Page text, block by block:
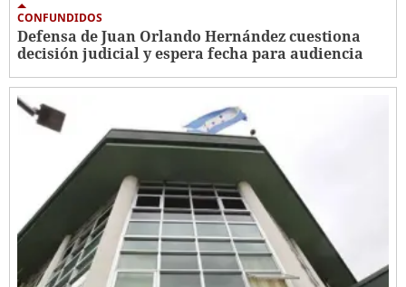
CONFUNDIDOS
Defensa de Juan Orlando Hernández cuestiona
decisión judicial y espera fecha para audiencia